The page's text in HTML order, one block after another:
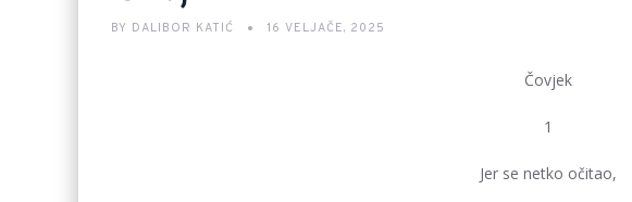
BY DALIBOR KATIĆ 16 VELJAČE, 2025
Čovjek
1
Jer se netko očitao,